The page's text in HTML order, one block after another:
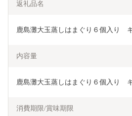
返礼品名
鹿島灘大玉蒸しはまぐり６個入り　
内容量
鹿島灘大玉蒸しはまぐり６個入り　
消費期限/賞味期限